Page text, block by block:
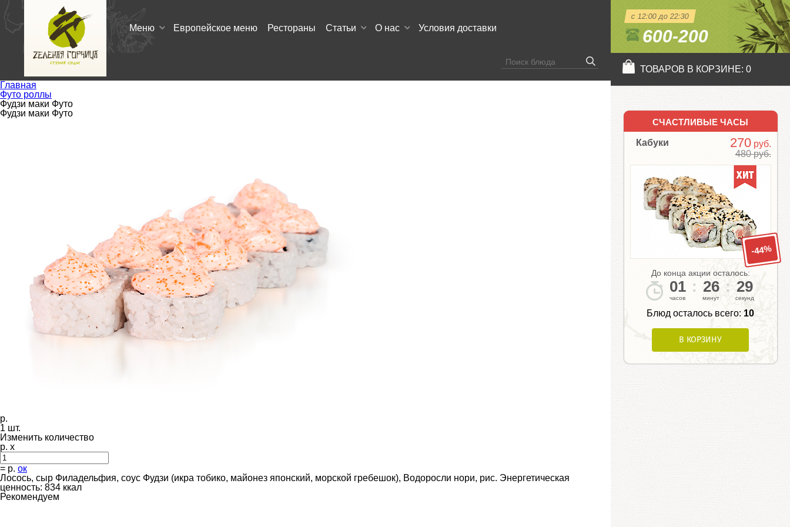
с 12:00 до 22:30
600-200
ТОВАРОВ В КОРЗИНЕ: 0
СЧАСТЛИВЫЕ ЧАСЫ
270руб.
480 руб.
Кабуки
-44%
До конца акции осталось:
01 : 26 : 28
Блюд осталось всего: 10
В КОРЗИНУ
Меню Европейское меню Рестораны Статьи О нас Условия доставки
Главная
Футо роллы
Фудзи маки Футо
Фудзи маки Футо
р.
1 шт.
Изменить количество
р. x
= р. ок
Лосось, сыр Филадельфия, соус Фудзи (икра тобико, майонез японский, морской гребешок), Водоросли нори, рис. Энергетическая
ценность: 834 ккал
Рекомендуем